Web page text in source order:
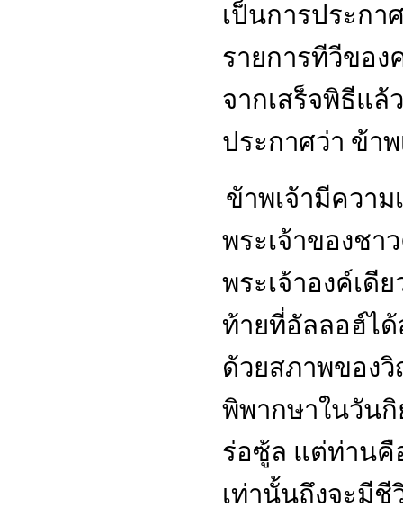
เป็นการประกา
รายการทีวีขอ
จากเสร็จพิธีแ
ประกาศว่า ข้า
ข้าพเจ้ามีควา
พระเจ้าของชา
พระเจ้าองค์เดี
ท้ายที่อัลลอฮ์ไ
ด้วยสภาพของ
พิพากษาในวัน
ร่อซู้ล แต่ท่านคื
เท่านั้นถึงจะมี